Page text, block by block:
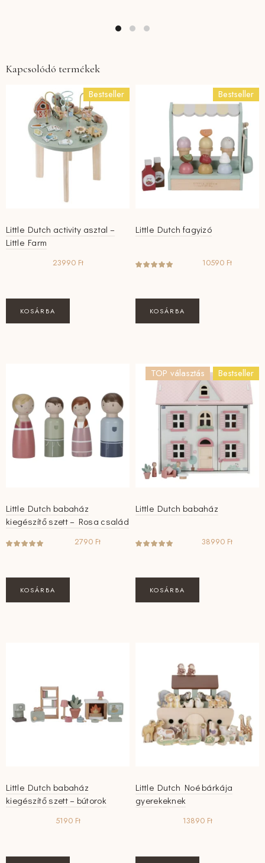
Kapcsolódó termékek
Bestseller
Little Dutch activity asztal –
Little Farm
23990 Ft
KOSÁRBA
Bestseller
Little Dutch fagyizó
10590 Ft
KOSÁRBA
Little Dutch babaház
kiegészítő szett – Rosa család
2790 Ft
KOSÁRBA
TOP választás Bestseller
Little Dutch babaház
38990 Ft
KOSÁRBA
Little Dutch babaház
kiegészítő szett – bútorok
5190 Ft
Little Dutch Noé bárkája
gyerekeknek
13890 Ft